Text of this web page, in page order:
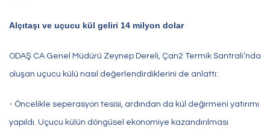
Alçıtaşı ve uçucu kül geliri 14 milyon dolar
ODAŞ CA Genel Müdürü Zeynep Dereli, Çan2 Termik Santralı’nda
oluşan uçucu külü nasıl değerlendirdiklerini de anlattı:
- Öncelikle seperasyon tesisi, ardından da kül değirmeni yatırımı
yapıldı. Uçucu külün döngüsel ekonomiye kazandırılması